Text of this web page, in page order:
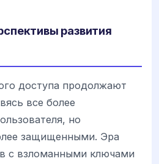
развития
доступа продолжают
все более
но
защищенными. Эра
с взломанными ключами